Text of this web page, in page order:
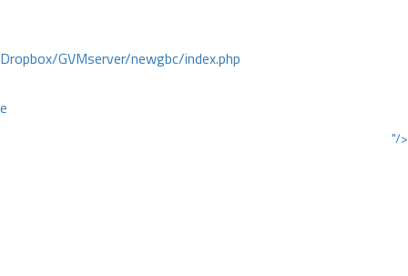
GVMserver/newgbc/index.php
"/>